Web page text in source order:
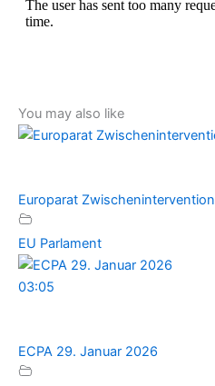
You may also like
Europarat Zwischenintervention
EU Parlament
03:05
ECPA 29. Januar 2026